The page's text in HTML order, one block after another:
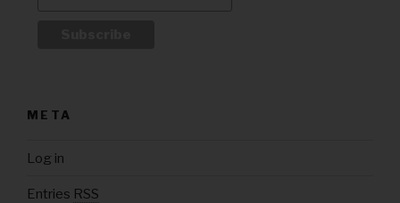
META
Log in
Entries RSS